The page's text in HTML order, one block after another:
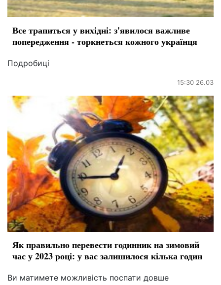
Все трапиться у вихідні: з'явилося важливе
попередження - торкнеться кожного українця
Подробиці
15:30 26.03
Як правильно перевести годинник на зимовий
час у 2023 році: у вас залишилося кілька годин
Ви матимете можливість поспати довше